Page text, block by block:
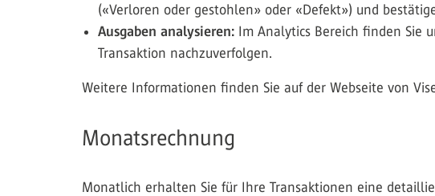
(«Verloren oder gestohlen» oder «Defekt») und
Ausgaben analysieren: Im Analytics Bereich finden Sie
Transaktion nachzuverfolgen.
Weitere Informationen finden Sie auf der Webseite von
Monatsrechnung
Monatlich erhalten Sie für Ihre Transaktionen eine